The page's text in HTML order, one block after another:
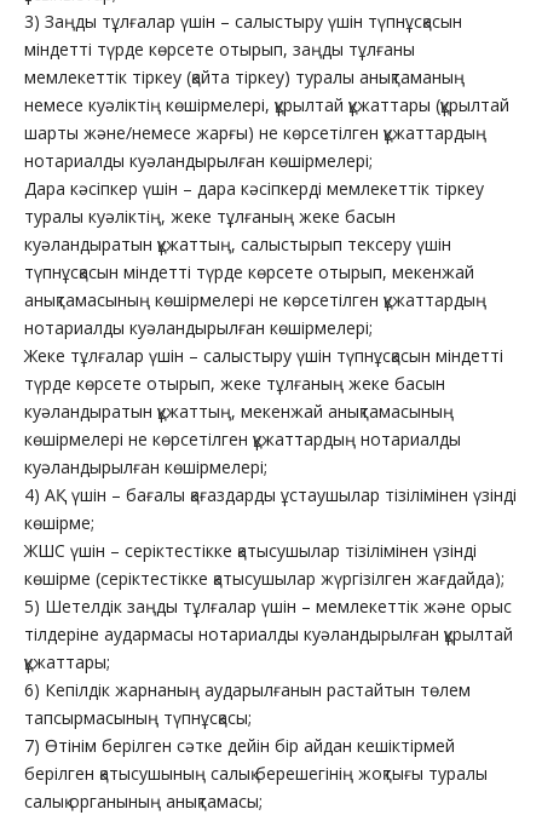
3) Заңды тұлғалар үшін – салыстыру үшін түпнұсқасын
міндетті түрде көрсете отырып, заңды тұлғаны
мемлекеттік тіркеу (қайта тіркеу) туралы анықтаманың
немесе куәліктің көшірмелері, құрылтай құжаттары (құрылтай
шарты және/немесе жарғы) не көрсетілген құжаттардың
нотариалды куәландырылған көшірмелері;
Дара кәсіпкер үшін – дара кәсіпкерді мемлекеттік тіркеу
туралы куәліктің, жеке тұлғаның жеке басын
куәландыратын құжаттың, салыстырып тексеру үшін
түпнұсқасын міндетті түрде көрсете отырып, мекенжай
анықтамасының көшірмелері не көрсетілген құжаттардың
нотариалды куәландырылған көшірмелері;
Жеке тұлғалар үшін – салыстыру үшін түпнұсқасын міндетті
түрде көрсете отырып, жеке тұлғаның жеке басын
куәландыратын құжаттың, мекенжай анықтамасының
көшірмелері не көрсетілген құжаттардың нотариалды
куәландырылған көшірмелері;
4) АҚ үшін – бағалы қағаздарды ұстаушылар тізілімінен үзінді
көшірме;
ЖШС үшін – серіктестікке қатысушылар тізілімінен үзінді
көшірме (серіктестікке қатысушылар жүргізілген жағдайда);
5) Шетелдік заңды тұлғалар үшін – мемлекеттік және орыс
тілдеріне аудармасы нотариалды куәландырылған құрылтай
құжаттары;
6) Кепілдік жарнаның аударылғанын растайтын төлем
тапсырмасының түпнұсқасы;
7) Өтінім берілген сәтке дейін бір айдан кешіктірмей
берілген қатысушының салық берешегінің жоқтығы туралы
салық органының анықтамасы;